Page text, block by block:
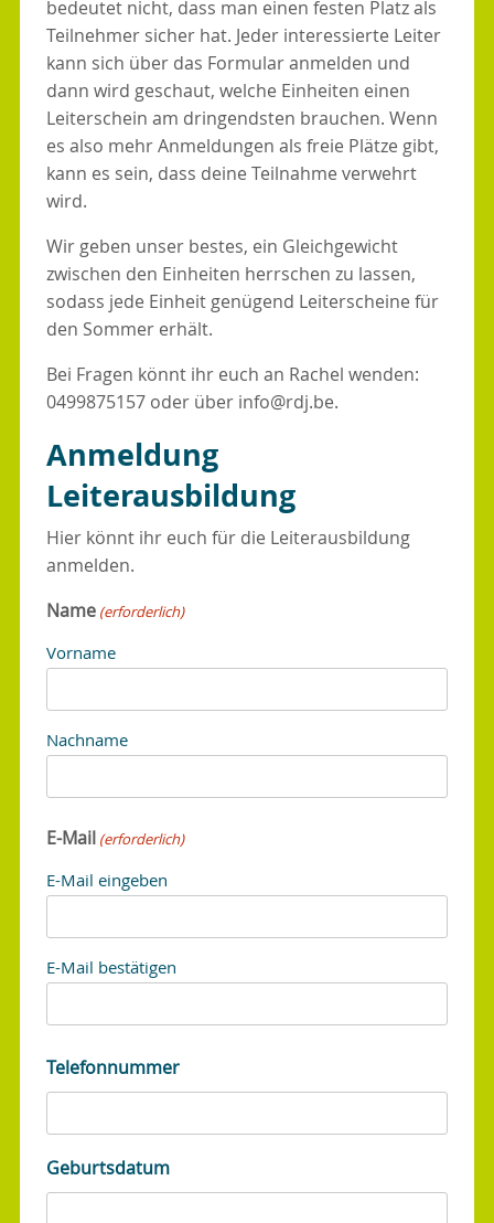
bedeutet nicht, dass man einen festen Platz als
Teilnehmer sicher hat. Jeder interessierte Leiter
kann sich über das Formular anmelden und
dann wird geschaut, welche Einheiten einen
Leiterschein am dringendsten brauchen. Wenn
es also mehr Anmeldungen als freie Plätze gibt,
kann es sein, dass deine Teilnahme verwehrt
wird.
Wir geben unser bestes, ein Gleichgewicht
zwischen den Einheiten herrschen zu lassen,
sodass jede Einheit genügend Leiterscheine für
den Sommer erhält.
Bei Fragen könnt ihr euch an Rachel wenden:
0499875157 oder über info@rdj.be.
Anmeldung
Leiterausbildung
Hier könnt ihr euch für die Leiterausbildung
anmelden.
Name (erforderlich)
Vorname
Nachname
E-Mail (erforderlich)
E-Mail eingeben
E-Mail bestätigen
Telefonnummer
Geburtsdatum